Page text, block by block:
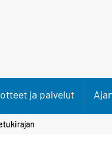
ja palvelut